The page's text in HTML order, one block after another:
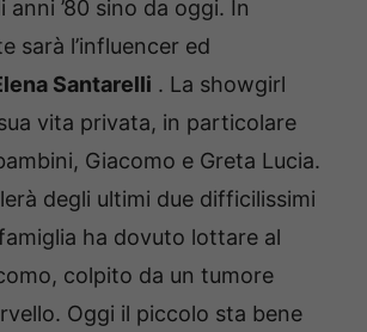
anni ’80 sino da oggi. In
sarà l’influencer ed
Santarelli . La showgirl
vita privata, in particolare
Giacomo e Greta Lucia.
degli ultimi due difficilissimi
ha dovuto lottare al
colpito da un tumore
Oggi il piccolo sta bene